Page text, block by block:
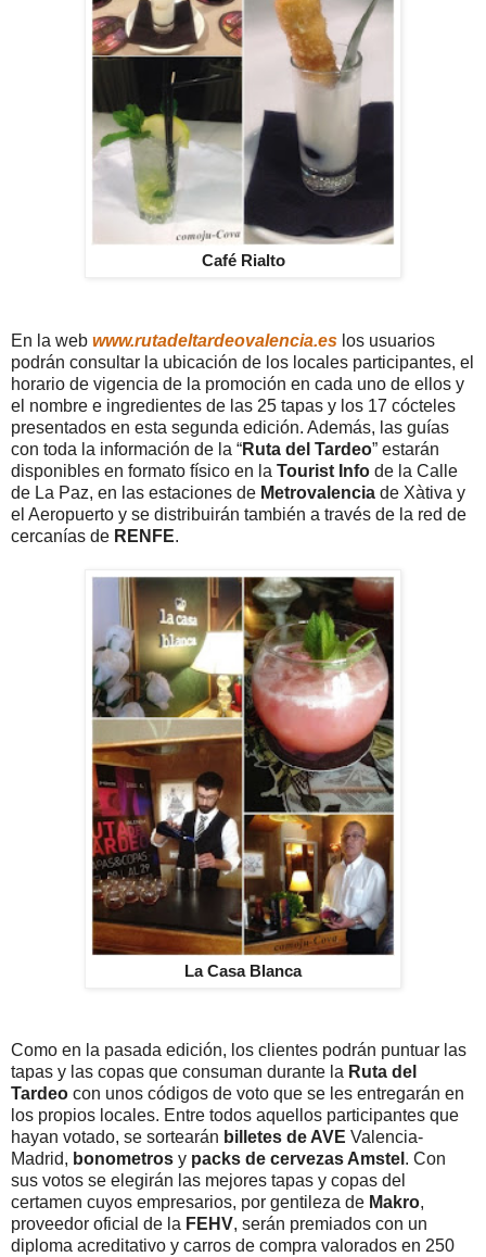
Café Rialto
En la web www.rutadeltardeovalencia.es los usuarios
podrán consultar la ubicación de los locales participantes, el
horario de vigencia de la promoción en cada uno de ellos y
el nombre e ingredientes de las 25 tapas y los 17 cócteles
presentados en esta segunda edición. Además, las guías
con toda la información de la “Ruta del Tardeo” estarán
disponibles en formato físico en la Tourist Info de la Calle
de La Paz, en las estaciones de Metrovalencia de Xàtiva y
el Aeropuerto y se distribuirán también a través de la red de
cercanías de RENFE.
La Casa Blanca
Como en la pasada edición, los clientes podrán puntuar las
tapas y las copas que consuman durante la Ruta del
Tardeo con unos códigos de voto que se les entregarán en
los propios locales. Entre todos aquellos participantes que
hayan votado, se sortearán billetes de AVE Valencia-
Madrid, bonometros y packs de cervezas Amstel . Con
sus votos se elegirán las mejores tapas y copas del
certamen cuyos empresarios, por gentileza de Makro,
proveedor oficial de la FEHV, serán premiados con un
diploma acreditativo y carros de compra valorados en 250